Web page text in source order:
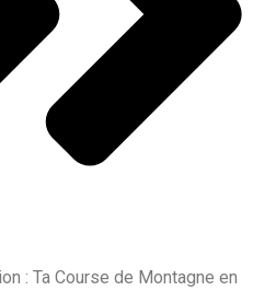
: Ta Course de Montagne en